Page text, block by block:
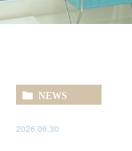
NEWS
2026.06.30